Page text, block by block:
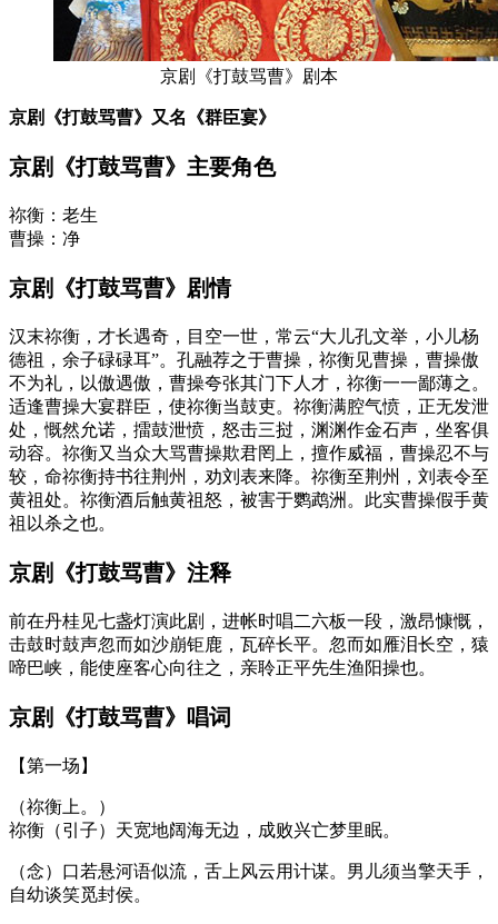
京剧《打鼓骂曹》剧本
京剧《打鼓骂曹》又名《群臣宴》
京剧《打鼓骂曹》主要角色
祢衡：老生
曹操：净
京剧《打鼓骂曹》剧情
汉末祢衡，才长遇奇，目空一世，常云“大儿孔文举，小儿杨
德祖，余子碌碌耳”。孔融荐之于曹操，祢衡见曹操，曹操傲
不为礼，以傲遇傲，曹操夸张其门下人才，祢衡一一鄙薄之。
适逢曹操大宴群臣，使祢衡当鼓吏。祢衡满腔气愤，正无发泄
处，慨然允诺，擂鼓泄愤，怒击三挝，渊渊作金石声，坐客俱
动容。祢衡又当众大骂曹操欺君罔上，擅作威福，曹操忍不与
较，命祢衡持书往荆州，劝刘表来降。祢衡至荆州，刘表令至
黄祖处。祢衡酒后触黄祖怒，被害于鹦鹉洲。此实曹操假手黄
祖以杀之也。
京剧《打鼓骂曹》注释
前在丹桂见七盏灯演此剧，进帐时唱二六板一段，激昂慷慨，
击鼓时鼓声忽而如沙崩钜鹿，瓦碎长平。忽而如雁泪长空，猿
啼巴峡，能使座客心向往之，亲聆正平先生渔阳操也。
京剧《打鼓骂曹》唱词
【第一场】
（祢衡上。）
祢衡（引子）天宽地阔海无边，成败兴亡梦里眠。
（念）口若悬河语似流，舌上风云用计谋。男儿须当擎天手，
自幼谈笑觅封侯。